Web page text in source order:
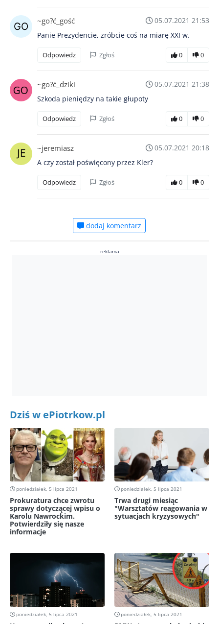
~go?ć_gość
05.07.2021 21:53
Panie Prezydencie, zróbcie coś na miarę XXI w.
Odpowiedz Zgłoś 0 0
~go?ć_dziki
05.07.2021 21:38
Szkoda pieniędzy na takie głupoty
Odpowiedz Zgłoś 0 0
~jeremiasz
05.07.2021 20:18
A czy został poświęcony przez Kler?
Odpowiedz Zgłoś 0 0
dodaj komentarz
reklama
Dziś w ePiotrkow.pl
poniedziałek, 5 lipca 2021
Prokuratura chce zwrotu
sprawy dotyczącej wpisu o
Karolu Nawrockim.
Potwierdziły się nasze
informacje
poniedziałek, 5 lipca 2021
Trwa drugi miesiąc
"Warsztatów reagowania w
sytuacjach kryzysowych"
poniedziałek, 5 lipca 2021 poniedziałek, 5 lipca 2021